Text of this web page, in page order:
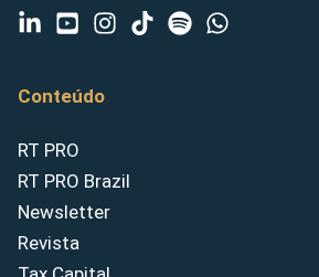
Conteúdo
RT PRO
RT PRO Brazil
Newsletter
Revista